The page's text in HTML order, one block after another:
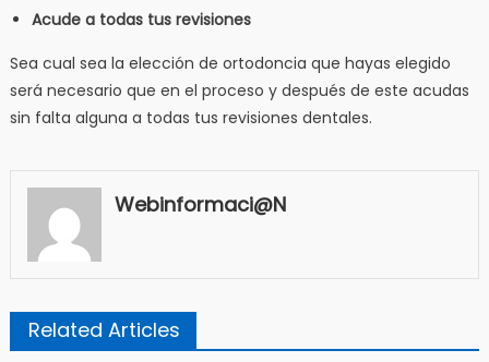
Acude a todas tus revisiones
Sea cual sea la elección de ortodoncia que hayas elegido
será necesario que en el proceso y después de este acudas
sin falta alguna a todas tus revisiones dentales.
Webinformaci@n
Related Articles